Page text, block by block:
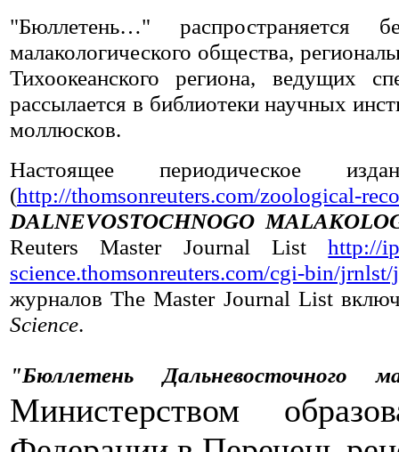
"Бюллетень…" распространяется
малакологического общества,
Тихоокеанского региона, ведущих
рассылается в библиотеки научных
моллюсков.
Настоящее периодическое
(http://thomsonreuters.com/zoological-
DALNEVOSTOCHNOGO
Reuters Master Journal Listhttp://
science.thomsonreuters.com/cgi-bin/
журналов The Master Journal List
Science.
"Бюллетень Дальневосточного
Министерством